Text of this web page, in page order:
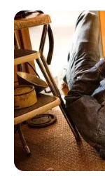
Kiskorú
Varga Judit
Az alaptörvény
joga van a